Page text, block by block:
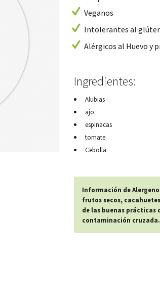
Veganos
Intolerantes al
Alérgicos al Huevo y
Ingredientes:
Alubias
ajo
espinacas
tomate
Cebolla
Información de
frutos secos,
de las buenas
contaminación